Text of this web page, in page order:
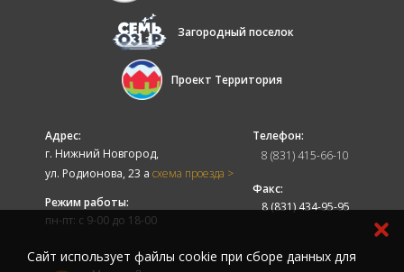
Загородный поселок
Проект Территория
Адрес:
г. Нижний Новгород,
ул. Родионова, 23 а схема проезда >
Режим работы:
пн-пт: с 9-00 до 18-00
Телефон:
8 (831) 415-66-10
Факс:
8 (831) 434-95-95
Cайт использует файлы cookie при сборе данных для